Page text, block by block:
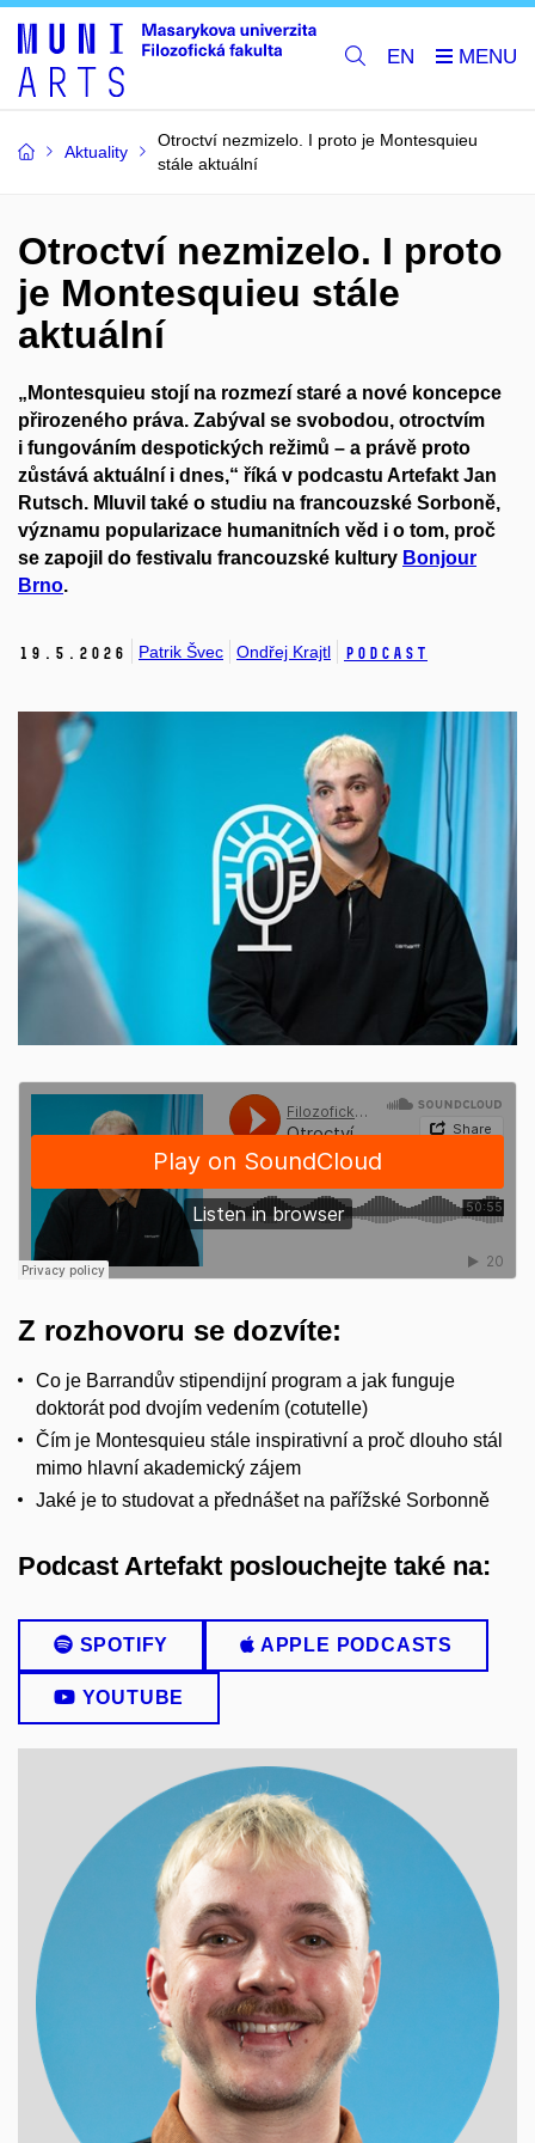
EN
Aktuality
Otroctví nezmizelo. I proto je Montesquieu
stále aktuální
Otroctví nezmizelo. I proto
je Montesquieu stále
aktuální
„Montesquieu stojí na rozmezí staré a nové koncepce
přirozeného práva. Zabýval se svobodou, otroctvím
i fungováním despotických režimů – a právě proto
zůstává aktuální i dnes,“ říká v podcastu Artefakt Jan
Rutsch. Mluvil také o studiu na francouzské Sorboně,
významu popularizace humanitních věd i o tom, proč
se zapojil do festivalu francouzské kultury Bonjour
Brno.
19. 5. 2026 Patrik Švec Ondřej Krajtl Podcast
Z rozhovoru se dozvíte:
Co je Barrandův stipendijní program a jak funguje
doktorát pod dvojím vedením (cotutelle)
Čím je Montesquieu stále inspirativní a proč dlouho stál
mimo hlavní akademický zájem
Jaké je to studovat a přednášet na pařížské Sorbonně
Podcast Artefakt poslouchejte také na:
SPOTIFY APPLE PODCASTS
YOUTUBE